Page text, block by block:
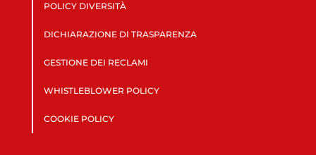
POLICY DIVERSITÀ
DICHIARAZIONE DI TRASPARENZA
GESTIONE DEI RECLAMI
WHISTLEBLOWER POLICY
COOKIE POLICY